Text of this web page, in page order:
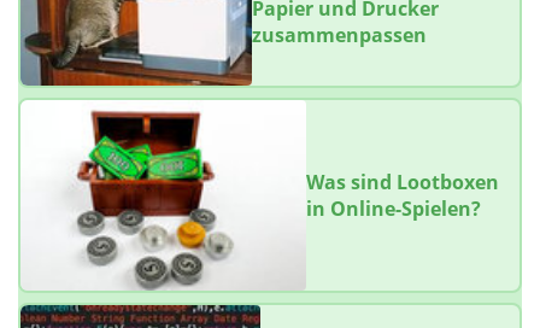
Papier und Drucker
zusammenpassen
Was sind Lootboxen
in Online-Spielen?